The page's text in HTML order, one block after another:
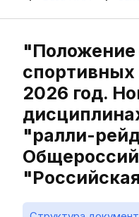
"Положение
спортивных
2026 год.
"ралли-